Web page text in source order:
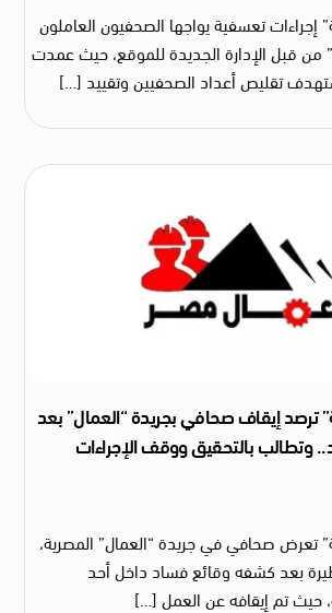
إجراءات تعسفية يواجها الصحفيون العاملون
قبل الإدارة الجديدة للموقع، حيث عمدت
تقليص أعداد الصحفيين وتقييد […]
ترصد إيقاف صحافي بجريدة “العمال” بعد
بالتحقيق ووقف الإجراءات
تعرض صحافي في جريدة “العمال” المصرية،
بعد كشفه وقائع فساد داخل أحد
حيث تم إيقافه عن العمل […]